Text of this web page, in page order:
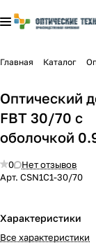
Главная Каталог
Оптический
FBT 30/70 с
оболочкой
0
Нет отзывов
Арт. CSN1C1-30/70
Характеристики
Все характеристики